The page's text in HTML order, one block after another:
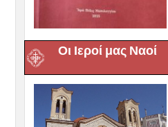
Οι Ιεροί μας Ναοί